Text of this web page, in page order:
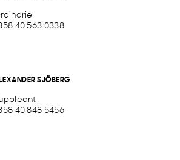
40 563 0338
SJÖBERG
40 848 5456